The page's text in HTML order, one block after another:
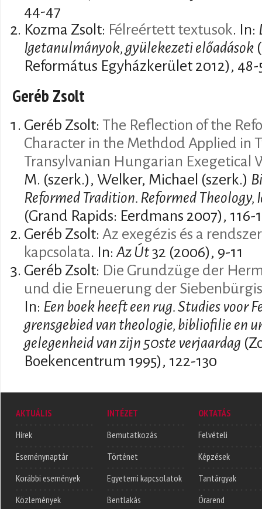
44-47
Kozma Zsolt: Félreértett textusok. In:
Igetanulmányok, gyülekezeti előadások
Református Egyházkerület 2012), 48-
Geréb Zsolt
Geréb Zsolt: The Reflection of the
Character in the Methdod Applied in
Transylvanian Hungarian Exegetical
M. (szerk.), Welker, Michael (szerk.)
Reformed Tradition. Reformed
(Grand Rapids: Eerdmans 2007), 116-
Geréb Zsolt: Az exegézis és a
kapcsolata. In:Az Út32 (2006), 9-11
Geréb Zsolt: Die Grundzüge der
und die Erneuerung der
In: Een boek heeft een rug. Studies voor
grensgebied van theologie, bibliofilie en
gelegenheid van zijn 50ste verjaardag
Boekencentrum 1995), 122-130
AKTUÁLIS
Hírek
Eseménynaptár
Korábbi események
Közlemények
INTÉZET
Bemutatkozás
Történet
Egyetemi kapcsolatok
Bentlakás
OKTATÁS
Felvételi
Képzések
Tantárgyak
Órarend